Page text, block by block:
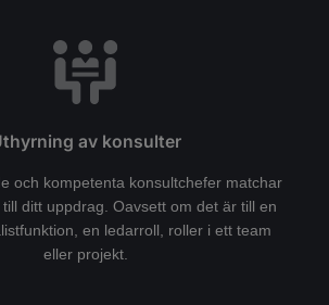
av konsulter
och kompetenta konsultchefer matchar
ditt uppdrag. Oavsett om det är till en
en ledarroll, roller i ett team
eller projekt.